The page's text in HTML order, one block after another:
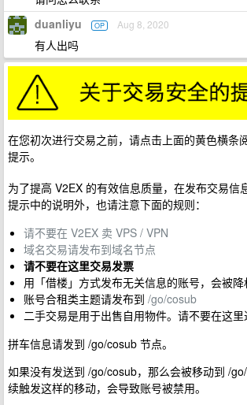
duanliyu OP Aug 8, 2020
有人出吗
在您初次进行交易之前，请点击上面的黄色横条
提示。
为了提高 V2EX 的有效信息质量，在发布交易信
提示中的说明外，也请注意下面的规则：
请不要在 V2EX 卖 VPS / VPN
域名交易请发布到域名节点
请不要在这里交易发票
用「借楼」方式发布无关信息的账号，会被降
账号合租类主题请发布到 /go/cosub
二手交易是用于出售自用物件。请不要在这里
拼车信息请发到 /go/cosub 节点。
如果没有发送到 /go/cosub，那么会被移动到 /
续触发这样的移动，会导致账号被禁用。